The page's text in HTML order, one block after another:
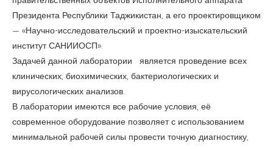
— «Научно-исследовательский и проектно-изыскательский
институт САНИИОСП».
Задачей данной лаборатории является проведение всех
клинических, биохимических, бактериологических и
вирусологических анализов.
В лаборатории имеются все рабочие условия, её
современное оборудование позволяет с использованием
минимальной рабочей силы провести точную диагностику,
отвечающую международным стандартам.
Общая площадь данного трехэтажного здания с подвальным